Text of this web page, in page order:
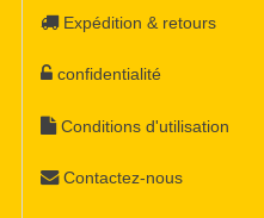
Expédition & retours
confidentialité
Conditions d'utilisation
Contactez-nous